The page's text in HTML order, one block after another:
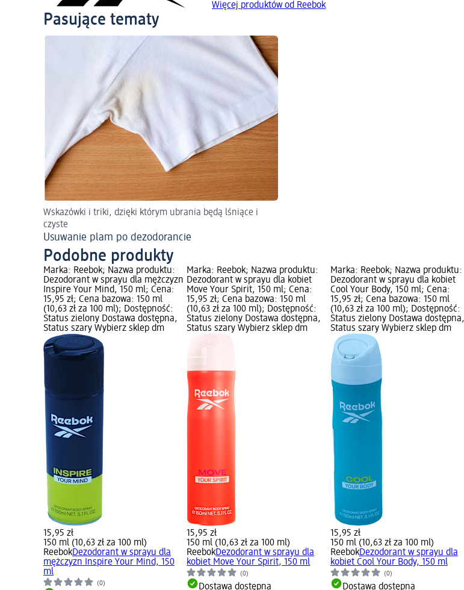
Więcej produktów od Reebok
Pasujące tematy
Wskazówki i triki, dzięki którym ubrania będą lśniące i
czyste
Usuwanie plam po dezodorancie
Podobne produkty
Marka: Reebok; Nazwa produktu:
Dezodorant w sprayu dla mężczyzn
Inspire Your Mind, 150 ml; Cena:
15,95 zł; Cena bazowa: 150 ml
(10,63 zł za 100 ml); Dostępność:
Status zielony Dostawa dostępna,
Status szary Wybierz sklep dm
15,95 zł
150 ml (10,63 zł za 100 ml)
ReebokDezodorant w sprayu dla
mężczyzn Inspire Your Mind, 150
ml
(0)
Marka: Reebok; Nazwa produktu:
Dezodorant w sprayu dla kobiet
Move Your Spirit, 150 ml; Cena:
15,95 zł; Cena bazowa: 150 ml
(10,63 zł za 100 ml); Dostępność:
Status zielony Dostawa dostępna,
Status szary Wybierz sklep dm
15,95 zł
150 ml (10,63 zł za 100 ml)
ReebokDezodorant w sprayu dla
kobiet Move Your Spirit, 150 ml
(0)
Dostawa dostępna
Marka: Reebok; Nazwa produktu:
Dezodorant w sprayu dla kobiet
Cool Your Body, 150 ml; Cena:
15,95 zł; Cena bazowa: 150 ml
(10,63 zł za 100 ml); Dostępność:
Status zielony Dostawa dostępna,
Status szary Wybierz sklep dm
15,95 zł
150 ml (10,63 zł za 100 ml)
ReebokDezodorant w sprayu dla
kobiet Cool Your Body, 150 ml
(0)
Dostawa dostępna